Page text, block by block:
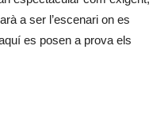
a ser l’escenari on es
es posen a prova els